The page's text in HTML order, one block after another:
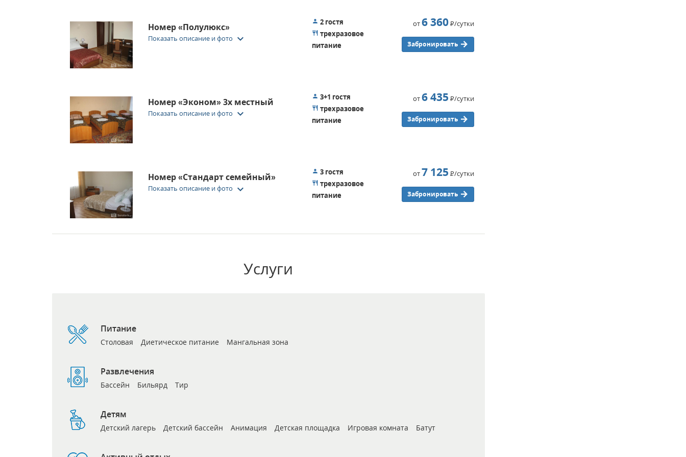
Номер «Полулюкс»
Показать описание и фото keyboard_arrow_down
2 гостя
трехразовое
питание
от6 360Р/сутки
Забронировать
Номер «Эконом» 3х местный
Показать описание и фото keyboard_arrow_down
3+1 гостя
трехразовое
питание
от6 435 Р/сутки
Забронировать
Номер «Стандарт семейный»
Показать описание и фото keyboard_arrow_down
3 гостя
трехразовое
питание
от7 125 Р/сутки
Забронировать
Услуги
Питание
Столовая Диетическое питание Мангальная зона
Развлечения
Бассейн Бильярд Тир
Детям
Детский лагерь Детский бассейн Анимация Детская площадка Игровая комната Батут